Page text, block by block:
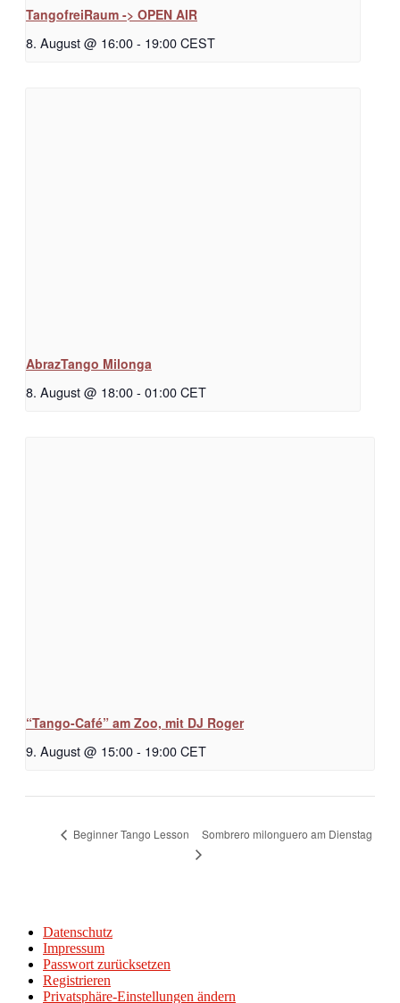
TangofreiRaum -> OPEN AIR
8. August @ 16:00- 19:00CEST
AbrazTango Milonga
8. August @ 18:00- 01:00CET
“Tango-Café” am Zoo, mit DJ Roger
9. August @ 15:00- 19:00CET
Beginner Tango Lesson Sombrero milonguero am Dienstag
Datenschutz
Impressum
Passwort zurücksetzen
Registrieren
Privatsphäre-Einstellungen ändern